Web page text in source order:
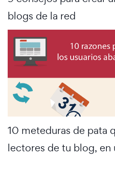
blogs de la red
10 meteduras de pata
lectores de tu blog, en